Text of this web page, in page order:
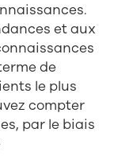
et aux
de
le plus
compter
par le biais